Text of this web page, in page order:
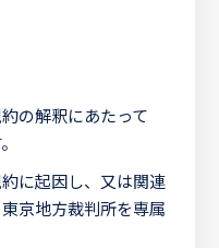
の解釈にあたって
に起因し、又は関連
京地方裁判所を専属